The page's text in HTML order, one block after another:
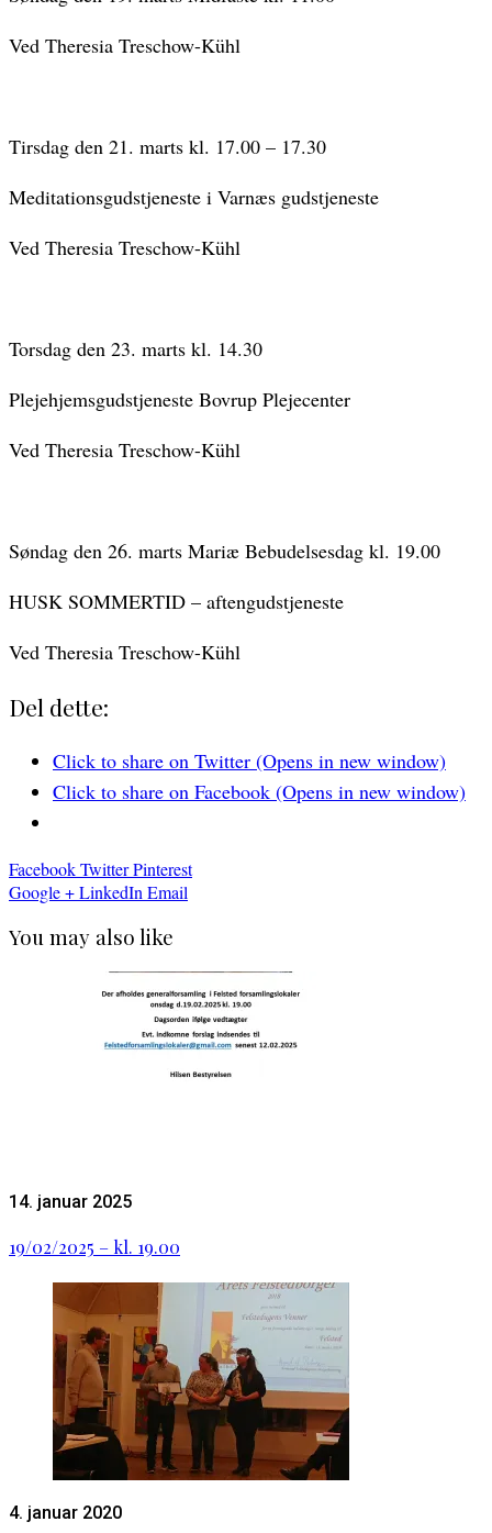
Ved Theresia Treschow-Kühl
Tirsdag den 21. marts kl. 17.00 – 17.30
Meditationsgudstjeneste i Varnæs gudstjeneste
Ved Theresia Treschow-Kühl
Torsdag den 23. marts kl. 14.30
Plejehjemsgudstjeneste Bovrup Plejecenter
Ved Theresia Treschow-Kühl
Søndag den 26. marts Mariæ Bebudelsesdag kl. 19.00
HUSK SOMMERTID – aftengudstjeneste
Ved Theresia Treschow-Kühl
Del dette:
Click to share on Twitter (Opens in new window)
Click to share on Facebook (Opens in new window)
FacebookTwitterPinterest
Google +LinkedIn Email
You may also like
14. januar 2025
19/02/2025 – kl. 19.00
4. januar 2020